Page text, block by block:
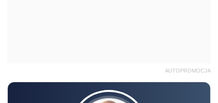
AUTOPROMOCJA